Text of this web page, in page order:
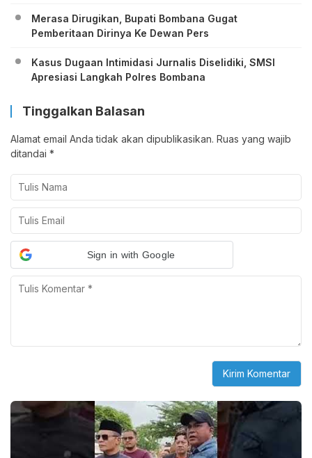
Merasa Dirugikan, Bupati Bombana Gugat
Pemberitaan Dirinya Ke Dewan Pers
Kasus Dugaan Intimidasi Jurnalis Diselidiki, SMSI
Apresiasi Langkah Polres Bombana
Tinggalkan Balasan
Alamat email Anda tidak akan dipublikasikan. Ruas yang wajib
ditandai *
Sign in with Google